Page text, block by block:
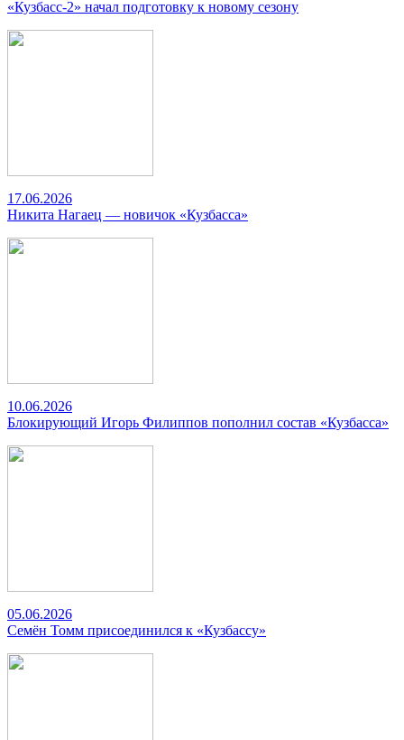
«Кузбасс-2» начал подготовку к новому сезону
17.06.2026
Никита Нагаец — новичок «Кузбасса»
10.06.2026
Блокирующий Игорь Филиппов пополнил состав «Кузбасса»
05.06.2026
Семён Томм присоединился к «Кузбассу»